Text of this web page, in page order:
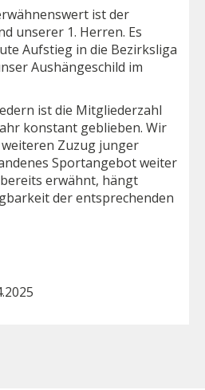
ist der
unserer 1. Herren. Es
Aufstieg in die Bezirksliga
Aushängeschild im
ist die Mitgliederzahl
konstant geblieben. Wir
Zuzug junger
Sportangebot weiter
erwähnt, hängt
der entsprechenden